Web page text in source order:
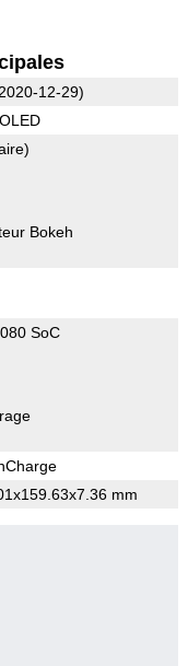
12-29)
Bokeh
SoC
mm